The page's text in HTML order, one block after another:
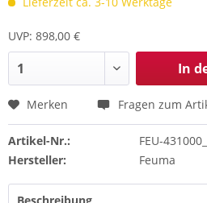
UVP: 898,00 €
In
Merken Fragen zum
Artikel-Nr.:
FEU-
Hersteller:
Feuma